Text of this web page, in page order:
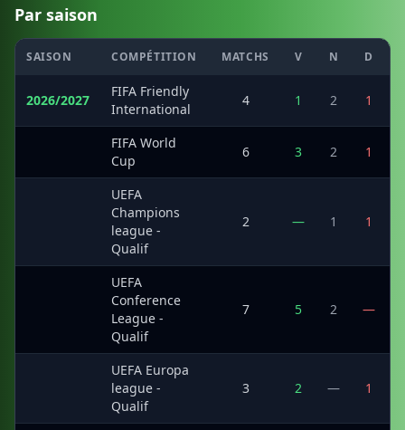
Par saison
SAISON COMPÉTITION MATCHS V N D
2026/2027
FIFA Friendly
International
4 1 2 1
FIFA World
Cup
6 3 2 1
UEFA
Champions
league -
Qualif
2 — 1 1
UEFA
Conference
League -
Qualif
7 5 2 —
UEFA Europa
league -
Qualif
3 2 — 1